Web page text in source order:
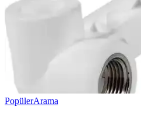
PopülerArama